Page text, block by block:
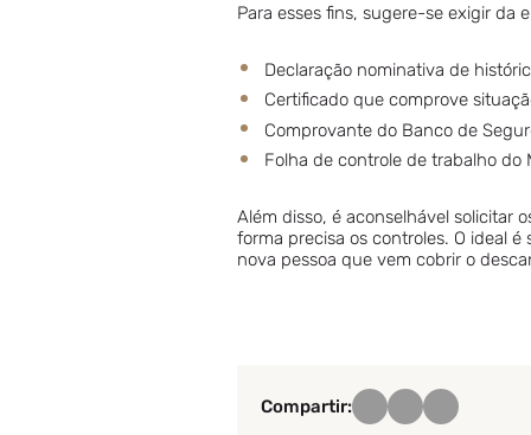
Para esses fins, sugere-se exigir da
Declaração nominativa de
Certificado que comprove
Comprovante do Banco de
Folha de controle de trabalho do
Além disso, é aconselhável solicitar
forma precisa os controles. O ideal
nova pessoa que vem cobrir o
Compartir: